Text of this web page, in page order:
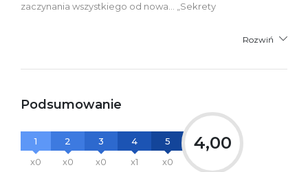
zaczynania wszystkiego od nowa… „Sekrety
Rozwiń
Podsumowanie
1
x0
2
x0
3
x0
4
x1
5
x0
4,00